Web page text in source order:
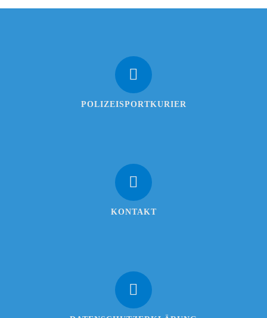
POLIZEISPORTKURIER
KONTAKT